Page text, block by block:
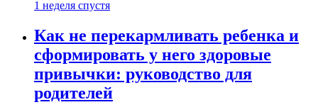
1 неделя спустя
Как не перекармливать ребенка и
сформировать у него здоровые
привычки: руководство для
родителей